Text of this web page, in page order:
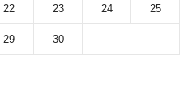
22 23 24 25
29
30